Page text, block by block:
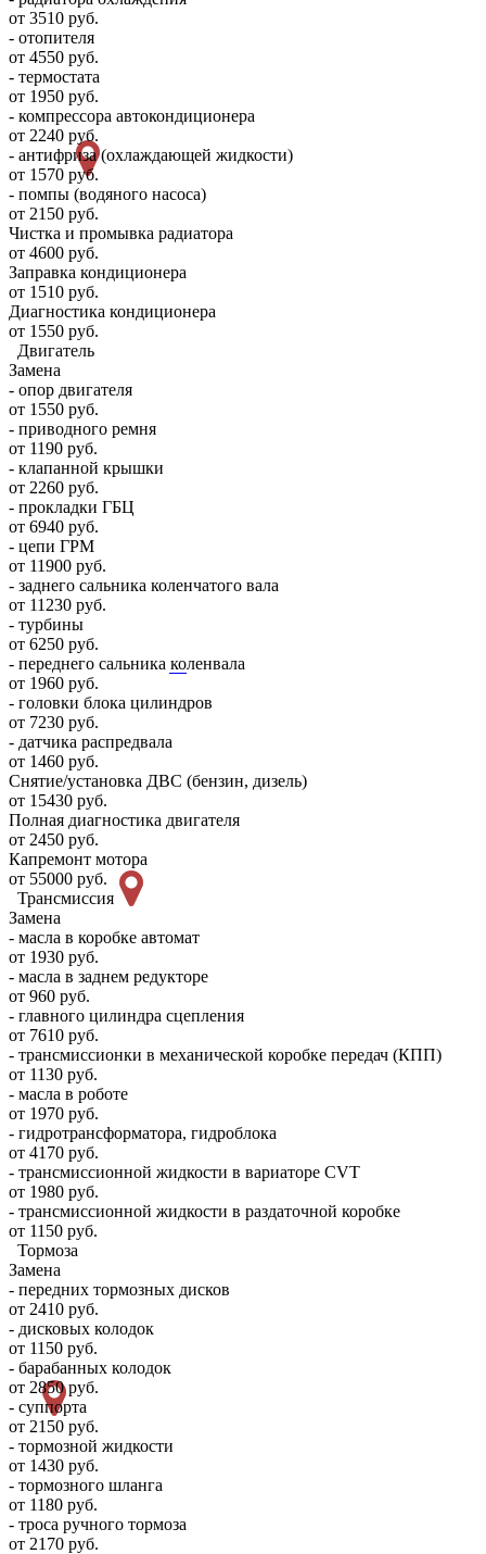
от 3510 руб.
- отопителя
от 4550 руб.
- термостата
от 1950 руб.
- компрессора автокондиционера
от 2240 руб.
- антифриза (охлаждающей жидкости)
от 1570 руб.
- помпы (водяного насоса)
от 2150 руб.
Чистка и промывка радиатора
от 4600 руб.
Заправка кондиционера
от 1510 руб.
Диагностика кондиционера
от 1550 руб.
Двигатель
Замена
- опор двигателя
от 1550 руб.
- приводного ремня
от 1190 руб.
- клапанной крышки
от 2260 руб.
- прокладки ГБЦ
от 6940 руб.
- цепи ГРМ
от 11900 руб.
- заднего сальника коленчатого вала
от 11230 руб.
- турбины
от 6250 руб.
- переднего сальника коленвала
от 1960 руб.
- головки блока цилиндров
от 7230 руб.
- датчика распредвала
от 1460 руб.
Снятие/установка ДВС (бензин, дизель)
от 15430 руб.
Полная диагностика двигателя
от 2450 руб.
Капремонт мотора
от 55000 руб.
Трансмиссия
Замена
- масла в коробке автомат
от 1930 руб.
- масла в заднем редукторе
от 960 руб.
- главного цилиндра сцепления
от 7610 руб.
- трансмиссионки в механической коробке передач (КПП)
от 1130 руб.
- масла в роботе
от 1970 руб.
- гидротрансформатора, гидроблока
от 4170 руб.
- трансмиссионной жидкости в вариаторе CVT
от 1980 руб.
- трансмиссионной жидкости в раздаточной коробке
от 1150 руб.
Тормоза
Замена
- передних тормозных дисков
от 2410 руб.
- дисковых колодок
от 1150 руб.
- барабанных колодок
от 2850 руб.
- суппорта
от 2150 руб.
- тормозной жидкости
от 1430 руб.
- тормозного шланга
от 1180 руб.
- троса ручного тормоза
от 2170 руб.